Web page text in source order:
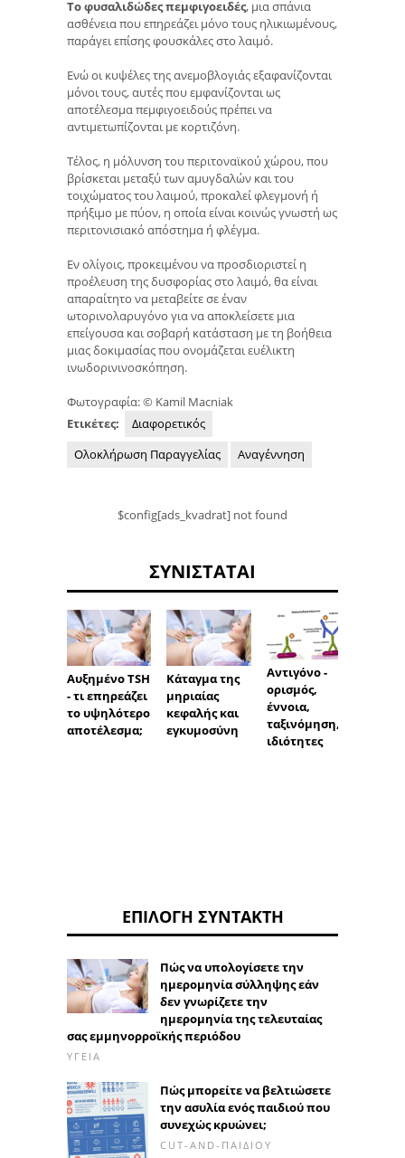
Το φυσαλιδώδες πεμφιγοειδές, μια σπάνια
ασθένεια που επηρεάζει μόνο τους ηλικιωμένους,
παράγει επίσης φουσκάλες στο λαιμό.
Ενώ οι κυψέλες της ανεμοβλογιάς εξαφανίζονται
μόνοι τους, αυτές που εμφανίζονται ως
αποτέλεσμα πεμφιγοειδούς πρέπει να
αντιμετωπίζονται με κορτιζόνη.
Τέλος, η μόλυνση του περιτοναϊκού χώρου, που
βρίσκεται μεταξύ των αμυγδαλών και του
τοιχώματος του λαιμού, προκαλεί φλεγμονή ή
πρήξιμο με πύον, η οποία είναι κοινώς γνωστή ως
περιτονισιακό απόστημα ή φλέγμα.
Εν ολίγοις, προκειμένου να προσδιοριστεί η
προέλευση της δυσφορίας στο λαιμό, θα είναι
απαραίτητο να μεταβείτε σε έναν
ωτορινολαρυγόνο για να αποκλείσετε μια
επείγουσα και σοβαρή κατάσταση με τη βοήθεια
μιας δοκιμασίας που ονομάζεται ευέλικτη
ινωδορινινοσκόπηση.
Φωτογραφία: © Kamil Macniak
Ετικέτες:
Διαφορετικός
Ολοκλήρωση Παραγγελίας
Αναγέννηση
$config[ads_kvadrat] not found
ΣΥΝΙΣΤΆΤΑΙ
Αυξημένο TSH
- τι επηρεάζει
το υψηλότερο
αποτέλεσμα;
Κάταγμα της
μηριαίας
κεφαλής και
εγκυμοσύνη
Αντιγόνο -
ορισμός,
έννοια,
ταξινόμηση,
ιδιότητες
ΕΠΙΛΟΓΉ ΣΥΝΤΆΚΤΗ
Πώς να υπολογίσετε την
ημερομηνία σύλληψης εάν
δεν γνωρίζετε την
ημερομηνία της τελευταίας
σας εμμηνορροϊκής περιόδου
ΥΓΕΊΑ
Πώς μπορείτε να βελτιώσετε
την ασυλία ενός παιδιού που
συνεχώς κρυώνει;
CUT-AND-ΠΑΙΔΙΟΎ